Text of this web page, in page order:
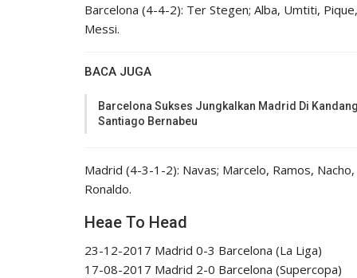
Barcelona (4-4-2): Ter Stegen; Alba, Umtiti,
Messi.
BACA JUGA
Barcelona Sukses Jungkalkan Madrid Di Kandang
Santiago Bernabeu
Madrid (4-3-1-2): Navas; Marcelo, Ramos,
Ronaldo.
Heae To Head
23-12-2017 Madrid 0-3 Barcelona (La Liga)
17-08-2017 Madrid 2-0 Barcelona (Supercopa)